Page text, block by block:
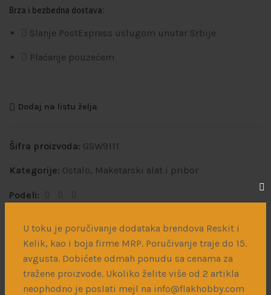
U toku je poručivanje dodataka brendova Reskit i
Kelik, kao i boja firme MRP. Poručivanje traje do 15.
avgusta. Dobićete odmah ponudu sa cenama za
tražene proizvode. Ukoliko želite više od 2 artikla
neophodno je poslati mejl na info@flakhobby.com
Brza i bezbedna dostava:
Slanje PostExpress uslugom unutar Srbije
Plaćanje pouzećem
Dodaj na listu želja
Šifra proizvoda: GSW9111
Kategorije: Ostalo, Maketarski alat i pribor
Podeli:
Opis Dodatne informacije Dostava
Profili od ABS plastike – 10kom